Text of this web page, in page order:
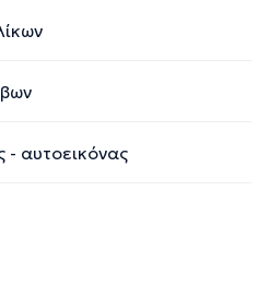
- αυτοεικόνας